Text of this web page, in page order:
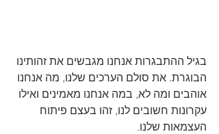
בגיל ההתבגרות אנחנו מגבשים את זהותינו
הבוגרת. את סולם הערכים שלנו, מה אנחנו
אוהבים ומה לא, במה אנחנו מאמינים ואילו
עקרונות חשובים לנו, זהו בעצם פיתוח
העצמאות שלנו.